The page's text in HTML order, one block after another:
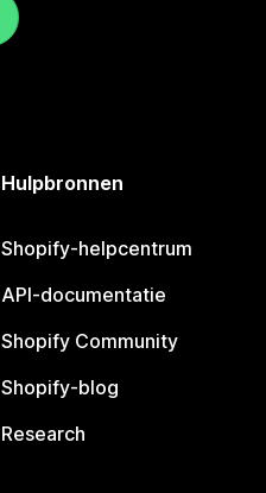
Hulpbronnen
Shopify-helpcentrum
API-documentatie
Shopify Community
Shopify-blog
Research